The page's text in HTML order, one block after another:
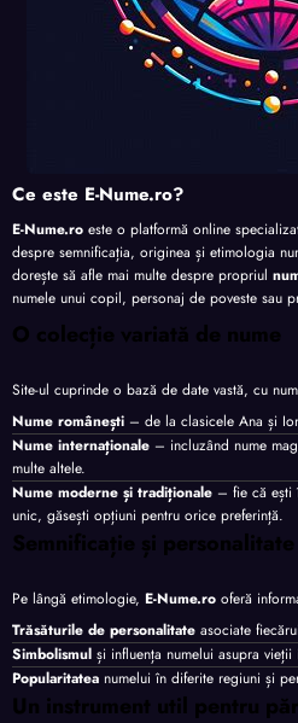
Ce este E-Nume.ro?
E-Nume.ro este o platformă online
despre semnificația, originea și etimologia
dorește să afle mai multe despre propriul
numele unui copil, personaj de poveste sau
O colecție variată de nume
Site-ul cuprinde o bază de date vastă, cu
Nume românești – de la clasicele Ana și
Nume internaționale – incluzând nume
multe altele.
Nume moderne și tradiționale – fie că ești
unic, găsești opțiuni pentru orice preferință.
Semnificație și personalitate
Pe lângă etimologie, E-Nume.ro oferă
Trăsăturile de personalitate asociate fiecărui
Simbolismul și influența numelui asupra
Popularitatea numelui în diferite regiuni și
Un instrument util pentru